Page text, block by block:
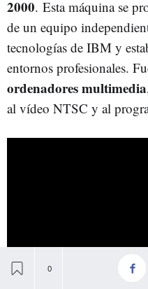
2000. Esta máquina se
de un equipo
tecnologías de IBM y
entornos profesionales.
ordenadores multimedia
al vídeo NTSC y al